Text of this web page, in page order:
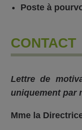
Poste à
CONTACT
Lettre de
uniquement par
Mme la